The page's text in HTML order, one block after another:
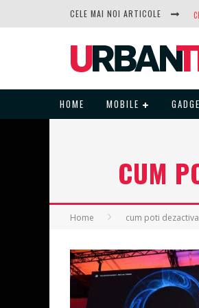
CELE MAI NOI ARTICOLE
HOME MOBILE
CUM
Home cum poti